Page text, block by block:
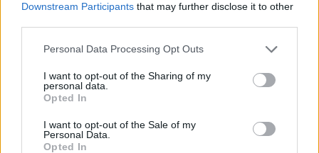
Downstream Participants that may further disclose it to other
Please note that this website/app uses one or more Google
not limited to your visit or usage behaviour. You may click to
grant or deny consent to Google and its third-party tags to
use your data for below specified purposes in below Google
consent section.
Personal Data Processing Opt Outs
I want to opt-out of the Sharing of my
personal data.
Opted In
I want to opt-out of the Sale of my
Personal Data.
Opted In
Argentina: Un hombre de 128 años
anuncia al mundo que es Adolf Hitler